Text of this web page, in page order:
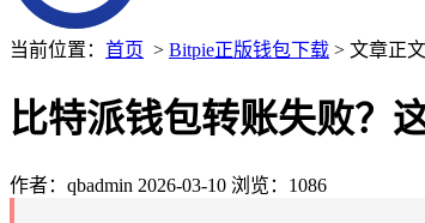
当前位置： 首页 > Bitpie正版钱包下载 > 文章正文
比特派钱包转账失败？
作者：qbadmin 2026-03-10 浏览：1086